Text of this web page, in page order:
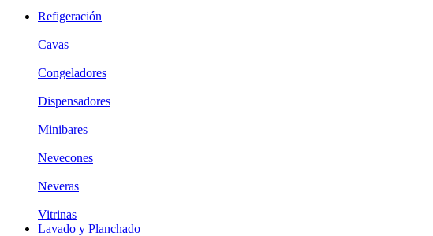
Refigeración
Cavas
Congeladores
Dispensadores
Minibares
Nevecones
Neveras
Vitrinas
Lavado y Planchado